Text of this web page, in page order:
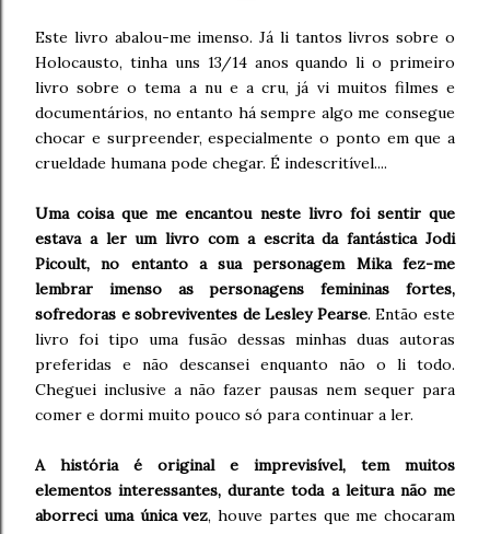
Este livro abalou-me imenso. Já li tantos livros sobre o
Holocausto, tinha uns 13/14 anos quando li o primeiro
livro sobre o tema a nu e a cru, já vi muitos filmes e
documentários, no entanto há sempre algo me consegue
chocar e surpreender, especialmente o ponto em que a
crueldade humana pode chegar. É indescritível....
Uma coisa que me encantou neste livro foi sentir que
estava a ler um livro com a escrita da fantástica Jodi
Picoult, no entanto a sua personagem Mika fez-me
lembrar imenso as personagens femininas fortes,
sofredoras e sobreviventes de Lesley Pearse. Então este
livro foi tipo uma fusão dessas minhas duas autoras
preferidas e não descansei enquanto não o li todo.
Cheguei inclusive a não fazer pausas nem sequer para
comer e dormi muito pouco só para continuar a ler.
A história é original e imprevisível, tem muitos
elementos interessantes, durante toda a leitura não me
aborreci uma única vez, houve partes que me chocaram